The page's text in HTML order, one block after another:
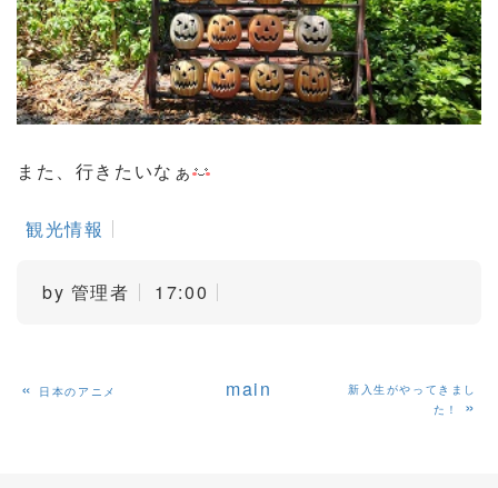
また、行きたいなぁ
観光情報
by 管理者 17:00
« 日本のアニメ main
新入生がやってきまし
た！
»